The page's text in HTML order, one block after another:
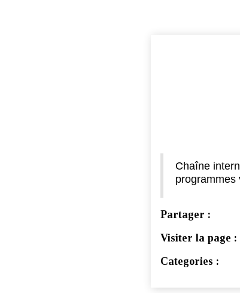
Chaîne
programmes
Partager :
Visiter la page :
Categories :